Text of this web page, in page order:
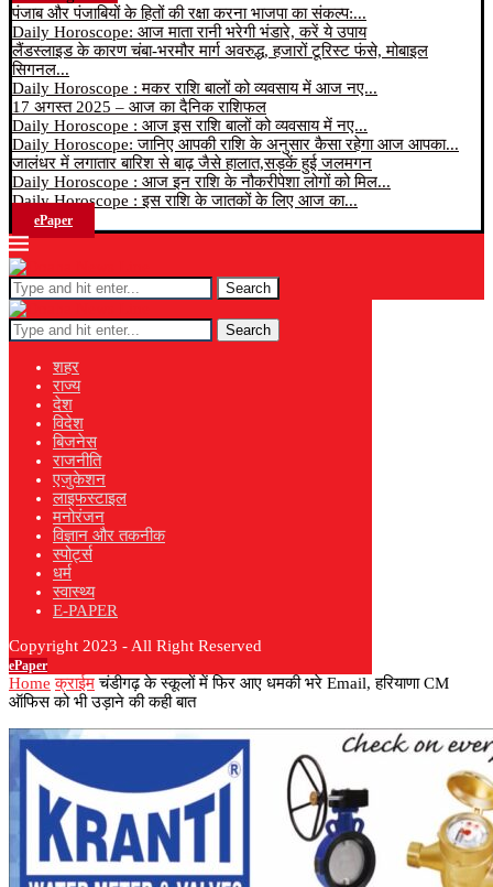
पंजाब और पंजाबियों के हितों की रक्षा करना भाजपा का संकल्प:...
Daily Horoscope: आज माता रानी भरेगी भंडारे, करें ये उपाय
लैंडस्लाइड के कारण चंबा-भरमौर मार्ग अवरुद्ध, हजारों टूरिस्ट फंसे, मोबाइल
सिगनल...
Daily Horoscope : मकर राशि बालों को व्यवसाय में आज नए...
17 अगस्त 2025 – आज का दैनिक राशिफल
Daily Horoscope : आज इस राशि बालों को व्यवसाय में नए...
Daily Horoscope: जानिए आपकी राशि के अनुसार कैसा रहेगा आज आपका...
जालंधर में लगातार बारिश से बाढ़ जैसे हालात,सड़कें हुई जलमगन
Daily Horoscope : आज इन राशि के नौकरीपेशा लोगों को मिल...
Daily Horoscope : इस राशि के जातकों के लिए आज का...
ePaper
Search
Search
शहर
राज्य
देश
विदेश
बिजनेस
राजनीति
एजुकेशन
लाइफस्टाइल
मनोरंजन
विज्ञान और तकनीक
स्पोर्ट्स
धर्म
स्वास्थ्य
E-PAPER
Copyright 2023 - All Right Reserved
ePaper
Home क्राईम चंडीगढ़ के स्कूलों में फिर आए धमकी भरे Email, हरियाणा CM
ऑफिस को भी उड़ाने की कही बात